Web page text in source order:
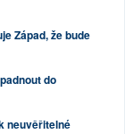
Západ, že bude
do
neuvěřitelné